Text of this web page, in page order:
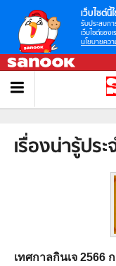
เว็บไซต์นี้
รับประสบก
เว็บไซต์ของ
นโยบายคว
เรื่องน่ารู้ปร
เทศกาลกินเจ 2566